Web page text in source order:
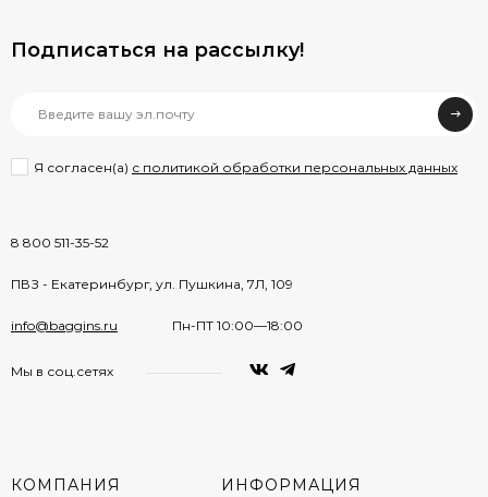
Подписаться на рассылкy!
Я согласен(a) с политикой обработки персональных данных
8 800 511-35-52
ПВЗ - Екатеринбург, ул. Пушкина, 7Л, 109
info@baggins.ru Пн-ПТ 10:00—18:00
Мы в соц.сетях
КОМПАНИЯ ИНФОРМАЦИЯ